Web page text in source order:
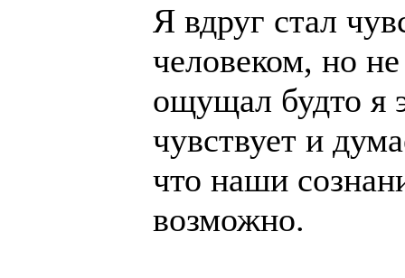
Я вдруг стал
человеком, но
ощущал будто я
чувствует и
что наши
возможно.